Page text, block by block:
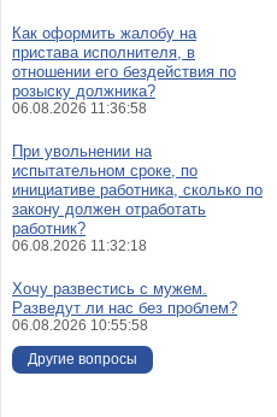
Как оформить жалобу на
пристава исполнителя, в
отношении его бездействия по
розыску должника?
06.08.2026 11:36:58
При увольнении на
испытательном сроке, по
инициативе работника, сколько по
закону должен отработать
работник?
06.08.2026 11:32:18
Хочу развестись с мужем.
Разведут ли нас без проблем?
06.08.2026 10:55:58
Другие вопросы